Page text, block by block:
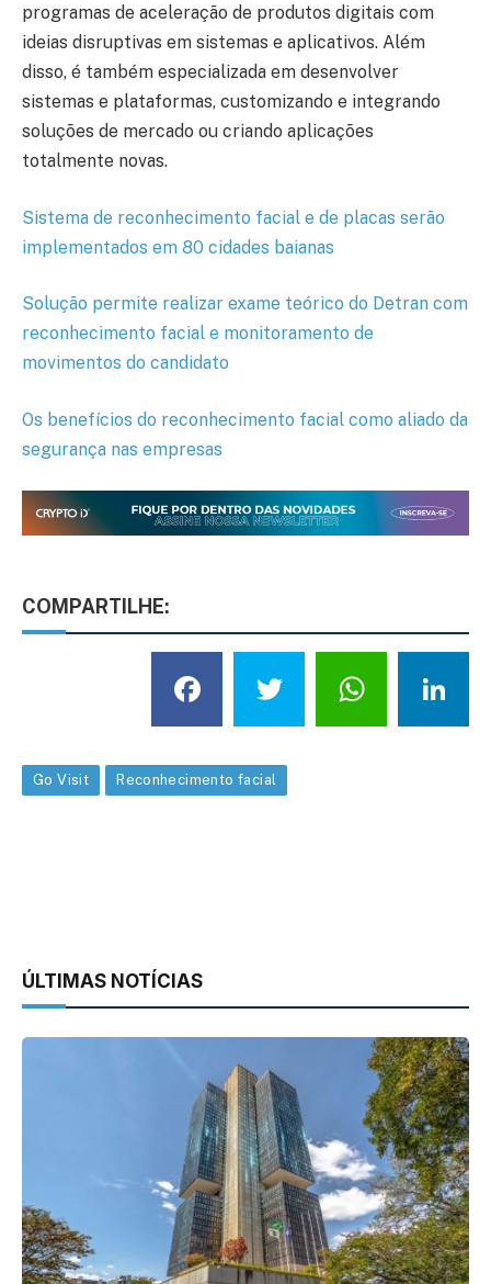
programas de aceleração de produtos digitais com
ideias disruptivas em sistemas e aplicativos. Além
disso, é também especializada em desenvolver
sistemas e plataformas, customizando e integrando
soluções de mercado ou criando aplicações
totalmente novas.
Sistema de reconhecimento facial e de placas serão
implementados em 80 cidades baianas
Solução permite realizar exame teórico do Detran com
reconhecimento facial e monitoramento de
movimentos do candidato
Os benefícios do reconhecimento facial como aliado da
segurança nas empresas
COMPARTILHE:
Facebook
Twitter
Go Visit Reconhecimento facial
ÚLTIMAS NOTÍCIAS